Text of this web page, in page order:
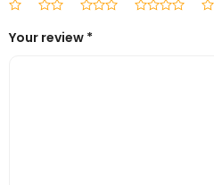
Your review *